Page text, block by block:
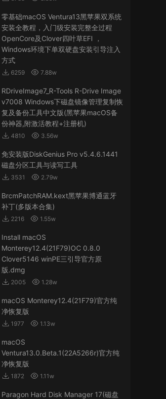
Adobe Photoshop 2026 for Mac v27.8.0
的图片处理软件
零基础macOS Ventura13黑苹果双系统
安装全教程，入门级安装完整全过程
OpenCore及Clover四叶草EFI ，
Windows环境下单双硬盘安装引导注入
方式
6259 7.88w
RDriveImage7_R-Tools R-Drive Image
v7008 Windows下磁盘镜像管理复制恢
复及备份工具中文版(黑苹果macOS备
份神器,附激活教程+注册机)
4810 3.56w
免安装版DiskGenius Pro v5.4.6.1441
磁盘分区工具与读写工具
3531 2.79w
BrcmPatchRAM.kext黑苹果博通蓝牙
补丁(多版本合集)
2216 1.55w
Install macOS
Monterey12.4(21F79)OC 0.8.0
Clover5146 winPE三引导官方原
版.dmg
2005 1.28w
macOS Monterey12.4(21F79)官方纯
净恢复版
1977 1.13w
macOS
Ventura13.0.Beta.1(22A5266r)官方纯
净恢复版
1872 1.11w
Paragon Hard Disk Manager 17(磁盘